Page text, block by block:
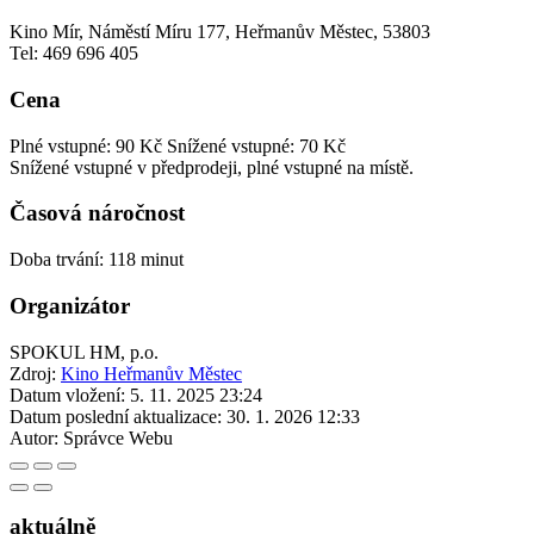
Kino Mír, Náměstí Míru 177, Heřmanův Městec, 53803
Tel: 469 696 405
Cena
Plné vstupné: 90 Kč Snížené vstupné: 70 Kč
Snížené vstupné v předprodeji, plné vstupné na místě.
Časová náročnost
Doba trvání: 118 minut
Organizátor
SPOKUL HM, p.o.
Zdroj: Kino Heřmanův Městec
Datum vložení: 5. 11. 2025 23:24
Datum poslední aktualizace: 30. 1. 2026 12:33
Autor: Správce Webu
aktuálně